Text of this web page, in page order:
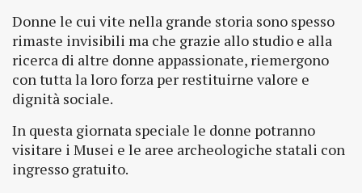
Donne le cui vite nella grande storia sono spesso
rimaste invisibili ma che grazie allo studio e alla
ricerca di altre donne appassionate, riemergono
con tutta la loro forza per restituirne valore e
dignità sociale.
In questa giornata speciale le donne potranno
visitare i Musei e le aree archeologiche statali con
ingresso gratuito.